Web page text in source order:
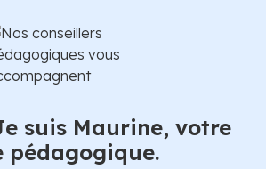
suis Maurine, votre
pédagogique.